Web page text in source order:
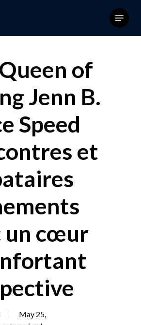
Menu
of
Jenn B.
Speed
et
un cœur
May 25,